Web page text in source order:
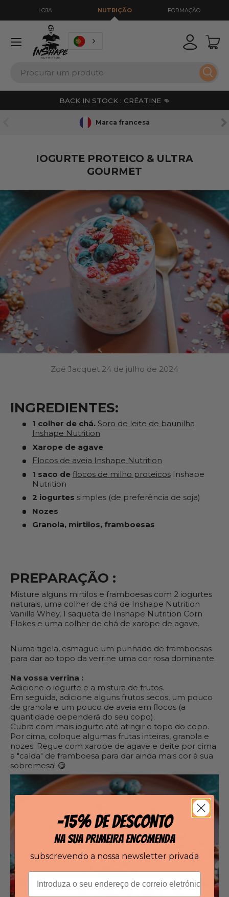
LOJA NUTRIÇÃO FORMAÇÃO
Iniciar
BACK IN STOCK : CRÉATINE 👊
Marca francesa
IOGURTE PROTEICO & ULTRA
GOURMET
Zoé Jacquet 24 de julho de 2024
INGREDIENTES:
1 colher de chá. Soro de leite de baunilha
Inshape Nutrition
Xarope de agave
Flocos de aveia Inshape Nutrition
1 saco de flocos de milho proteicosInshape
Nutrition
2 iogurtes simples (de preferência de soja)
Nozes
Granola, mirtilos, framboesas
PREPARAÇÃO :
Misture alguns mirtilos e framboesas com 2 iogurtes
naturais, uma colher de chá de Inshape Nutrition
Vanilla Whey, 1 saqueta de Inshape Nutrition Corn
Flakes e uma colher de chá de xarope de agave.
Numa tigela, esmague um punhado de framboesas
para dar ao topo da verrine uma cor rosa dominante.
Na vossa verrina :
Adicione o iogurte e a mistura de frutos.
Em seguida, adicione alguns frutos secos, um pouco
de granola e um pouco de aveia em flocos (a
quantidade dependerá do seu copo).
Cubra com mais iogurte até atingir o topo do copo.
Por cima, coloque algumas frutas inteiras, granola e
nozes. Regue com xarope de agave e deite por cima
a "calda" de framboesa para dar ainda mais cor à sua
sobremesa! 😋
-15% DE DESCONTO
NA SUA PRIMEIRA ENCOMENDA
subscrevendo a nossa newsletter privada
Correio eletrónico